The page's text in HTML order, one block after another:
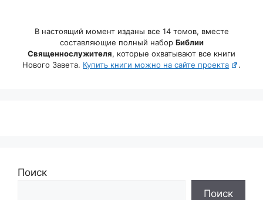
В настоящий момент изданы все 14 томов, вместе
составляющие полный набор Библии
Священнослужителя, которые охватывают все книги
Нового Завета. Купить книги можно на сайте проекта .
Поиск
Поиск